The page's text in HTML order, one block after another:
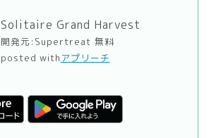
Solitaire Grand Harvest
開発元: Supertreat 無料
posted with アプリーチ